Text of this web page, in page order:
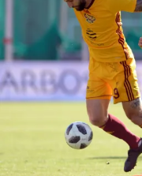
DALŠÍ SPORTY
Americký fotbal
Baseball a softbal
Basketbal
NEPŘEHLÉDNĚTE
Historické návraty